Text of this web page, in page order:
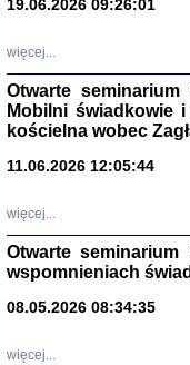
19.06.2026 09:26:01
więcej...
Otwarte
Mobilni świadkowie
kościelna wobec
11.06.2026 12:05:44
więcej...
Otwarte
wspomnieniach
08.05.2026 08:34:35
więcej...